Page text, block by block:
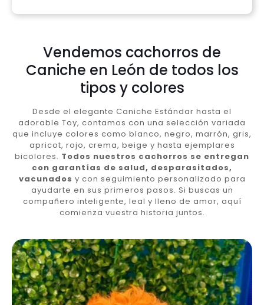
Vendemos cachorros de
Caniche en León de todos los
tipos y colores
Desde el elegante Caniche Estándar hasta el
adorable Toy, contamos con una selección variada
que incluye colores como blanco, negro, marrón, gris,
apricot, rojo, crema, beige y hasta ejemplares
bicolores. Todos nuestros cachorros se entregan
con garantías de salud, desparasitados,
vacunados y con seguimiento personalizado para
ayudarte en sus primeros pasos. Si buscas un
compañero inteligente, leal y lleno de amor, aquí
comienza vuestra historia juntos.